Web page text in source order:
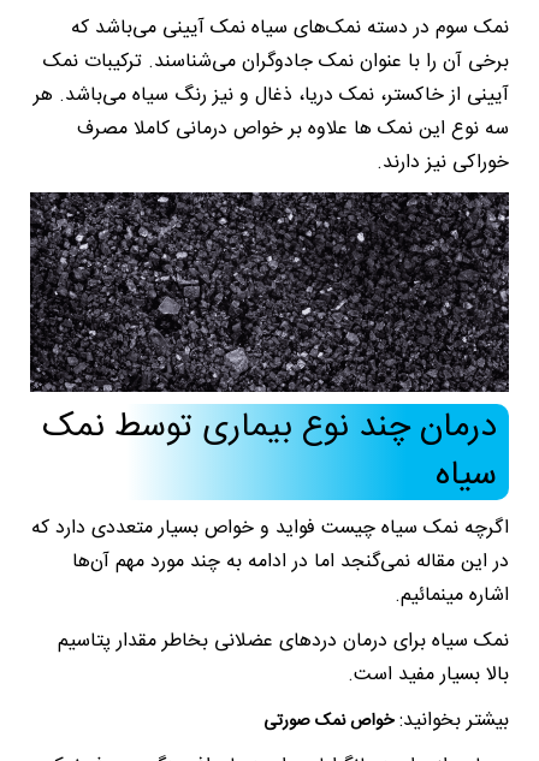
نمک سوم در دسته نمک‌های سیاه نمک آیینی می‌باشد که
برخی آن را با عنوان نمک جادوگران می‌شناسند. ترکیبات نمک
آیینی از خاکستر، نمک دریا، ذغال و نیز رنگ سیاه می‌باشد. هر
سه نوع این نمک ها علاوه بر خواص درمانی کاملا مصرف
خوراکی نیز دارند.
درمان چند نوع بیماری توسط نمک
سیاه
اگرچه نمک سیاه چیست فواید و خواص بسیار متعددی دارد که
در این مقاله نمی‌گنجد اما در ادامه به چند مورد مهم آن‌ها
اشاره مینمائیم.
نمک سیاه برای درمان دردهای عضلانی بخاطر مقدار پتاسیم
بالا بسیار مفید است.
بیشتر بخوانید:خواص نمک صورتی